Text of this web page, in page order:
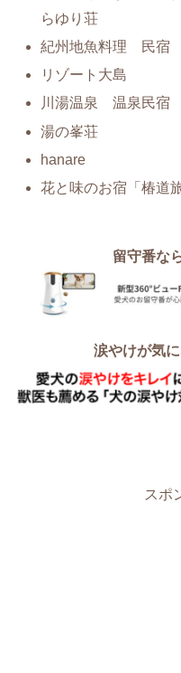
らゆり荘
紀州地魚料理 民宿
リゾート大島
川湯温泉 温泉民宿
湯の峯荘
hanare
花と味のお宿「椿道
留守番な
涙やけが気
スポ